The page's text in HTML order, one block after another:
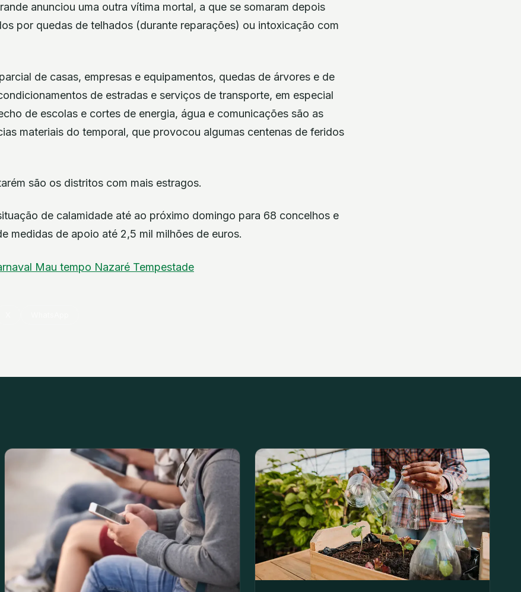
anunciou uma outra vítima mortal, a que se somaram depois
por quedas de telhados (durante reparações) ou intoxicação com
de casas, empresas e equipamentos, quedas de árvores e de
de estradas e serviços de transporte, em especial
de escolas e cortes de energia, água e comunicações são as
materiais do temporal, que provocou algumas centenas de feridos
são os distritos com mais estragos.
de calamidade até ao próximo domingo para 68 concelhos e
medidas de apoio até 2,5 mil milhões de euros.
Mau tempo Nazaré Tempestade